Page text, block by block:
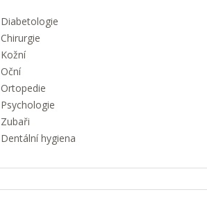
Diabetologie
Chirurgie
Kožní
Oční
Ortopedie
Psychologie
Zubaři
Dentální hygiena